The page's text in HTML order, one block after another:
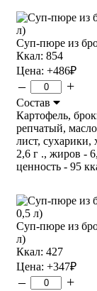
Суп-пюре из
Ккал: 854
Цена: +486₽
– +
Состав
Картофель,
репчатый,
лист, сухарики,
2,6 г ., жиров -
ценность - 95
Суп-пюре из
л)
Ккал: 427
Цена: +347₽
– +